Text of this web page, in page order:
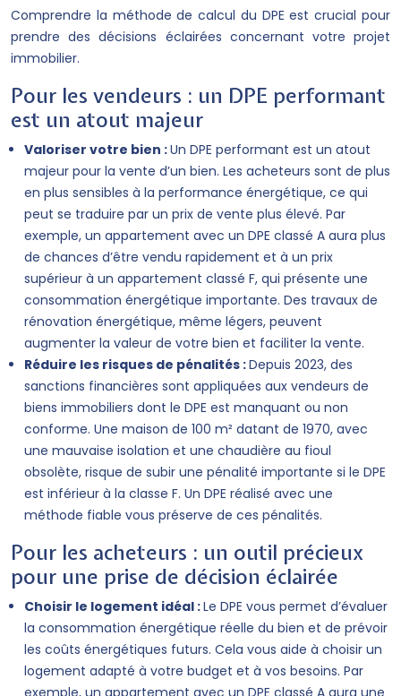
Comprendre la méthode de calcul du DPE est crucial pour
prendre des décisions éclairées concernant votre projet
immobilier.
Pour les vendeurs : un DPE performant
est un atout majeur
Valoriser votre bien :Un DPE performant est un atout
majeur pour la vente d’un bien. Les acheteurs sont de plus
en plus sensibles à la performance énergétique, ce qui
peut se traduire par un prix de vente plus élevé. Par
exemple, un appartement avec un DPE classé A aura plus
de chances d’être vendu rapidement et à un prix
supérieur à un appartement classé F, qui présente une
consommation énergétique importante. Des travaux de
rénovation énergétique, même légers, peuvent
augmenter la valeur de votre bien et faciliter la vente.
Réduire les risques de pénalités :Depuis 2023, des
sanctions financières sont appliquées aux vendeurs de
biens immobiliers dont le DPE est manquant ou non
conforme. Une maison de 100 m² datant de 1970, avec
une mauvaise isolation et une chaudière au fioul
obsolète, risque de subir une pénalité importante si le DPE
est inférieur à la classe F. Un DPE réalisé avec une
méthode fiable vous préserve de ces pénalités.
Pour les acheteurs : un outil précieux
pour une prise de décision éclairée
Choisir le logement idéal :Le DPE vous permet d’évaluer
la consommation énergétique réelle du bien et de prévoir
les coûts énergétiques futurs. Cela vous aide à choisir un
logement adapté à votre budget et à vos besoins. Par
exemple, un appartement avec un DPE classé A aura une